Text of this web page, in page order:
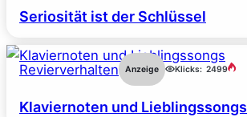
Seriosität ist der Schlüssel
Revierverhalten Anzeige Klicks: 2499
Klaviernoten und Lieblingssongs